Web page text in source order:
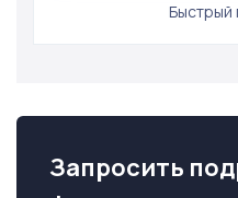
Быстрый
Запросить